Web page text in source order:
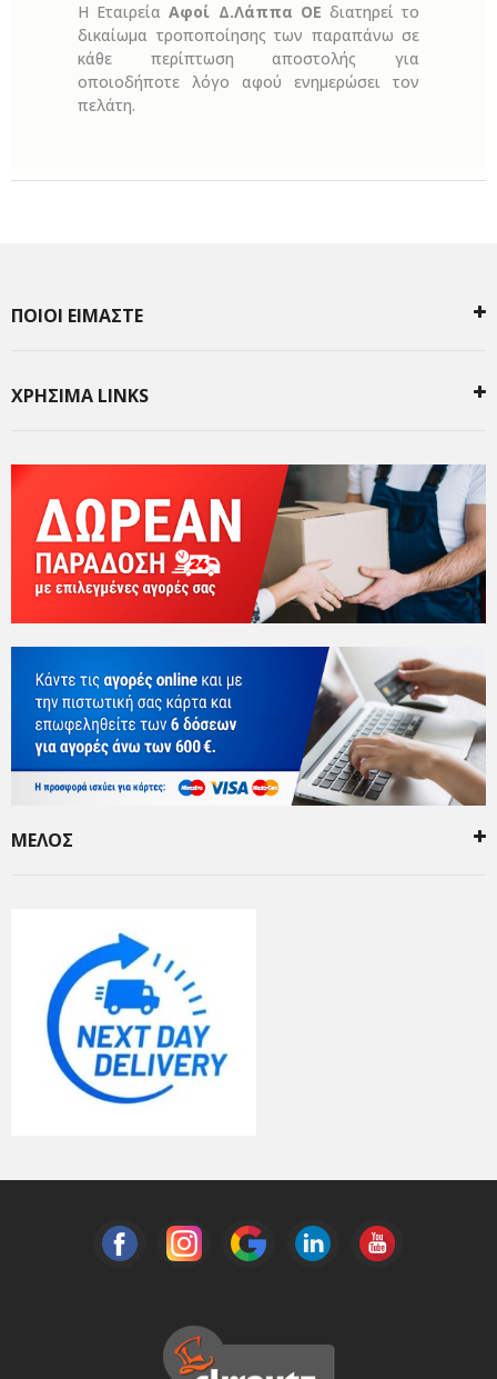
Η ΕταιρείαΑφοί Δ.Λάππα ΟΕ διατηρεί το
δικαίωμα τροποποίησης των παραπάνω σε
κάθε περίπτωση αποστολής για
οποιοδήποτε λόγο αφού ενημερώσει τον
πελάτη.
ΠΟΙΟΙ ΕΙΜΑΣΤΕ
ΧΡΗΣΙΜΑ LINKS
ΜΕΛΟΣ